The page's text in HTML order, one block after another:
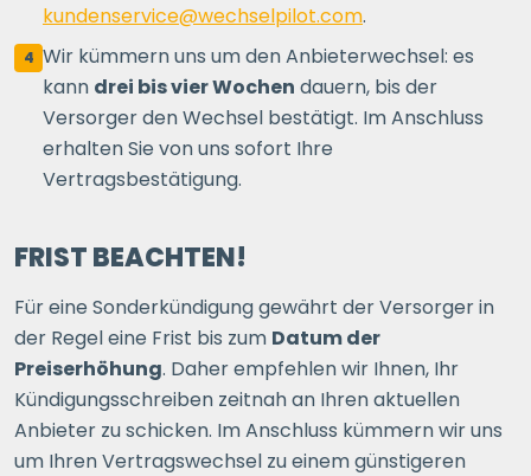
kundenservice@wechselpilot.com.
4 Wir kümmern uns um den Anbieterwechsel: es
kann drei bis vier Wochen dauern, bis der
Versorger den Wechsel bestätigt. Im Anschluss
erhalten Sie von uns sofort Ihre
Vertragsbestätigung.
FRIST BEACHTEN!
Für eine Sonderkündigung gewährt der Versorger in
der Regel eine Frist bis zum Datum der
Preiserhöhung. Daher empfehlen wir Ihnen, Ihr
Kündigungsschreiben zeitnah an Ihren aktuellen
Anbieter zu schicken. Im Anschluss kümmern wir uns
um Ihren Vertragswechsel zu einem günstigeren